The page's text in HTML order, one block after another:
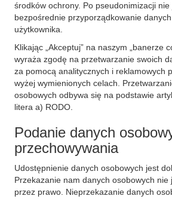
środków ochrony. Po pseudonimizacji
bezpośrednie przyporządkowanie
użytkownika.
Klikając „Akceptuj” na naszym „banerze
wyraża zgodę na przetwarzanie swoich
za pomocą analitycznych i reklamowych
wyżej wymienionych celach.
osobowych odbywa się na podstawie
litera a) RODO.
Podanie danych
przechowywania
Udostępnienie danych osobowych jest
Przekazanie nam danych osobowych nie
przez prawo. Nieprzekazanie danych